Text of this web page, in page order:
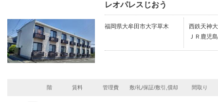
レオパレスじおう
福岡県大牟田市大字草木
西鉄天神
ＪＲ鹿児
階 賃料 管理費 敷/礼/保証/敷引,償却 間取り